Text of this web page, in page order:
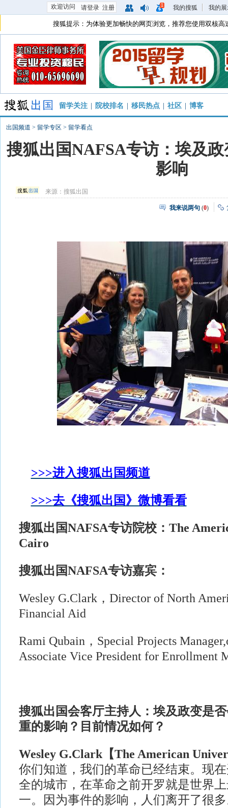
欢迎访问 请登录 注册 1 我的搜狐 我的
搜狐提示：为体验更加畅快的网页浏览，推荐您使用双核高
留学关注 院校排名 移民热点 社区 博客
出国频道 > 留学专区 > 留学看点
搜狐出国NAFSA专访：埃及
影响
来源：搜狐出国
我来说两句 (0)
>>>进入搜狐出国频道
>>>去《搜狐出国》微博看看
搜狐出国NAFSA专访院校：The
Cairo
搜狐出国NAFSA专访嘉宾：
Wesley G.Clark，Director of North
Financial Aid
Rami Qubain，Special Projects
Associate Vice President for Enrollment
搜狐出国会客厅主持人：埃及政变是
重的影响？目前情况如何？
Wesley G.Clark【The American
你们知道，我们的革命已经结束。现
全的城市，在革命之前开罗就是世界
一。因为事件的影响，人们离开了很